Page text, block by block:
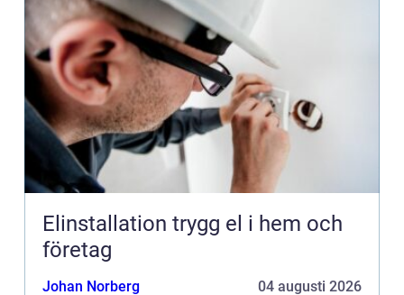
Elinstallation trygg el i hem och
företag
Johan Norberg 04 augusti 2026